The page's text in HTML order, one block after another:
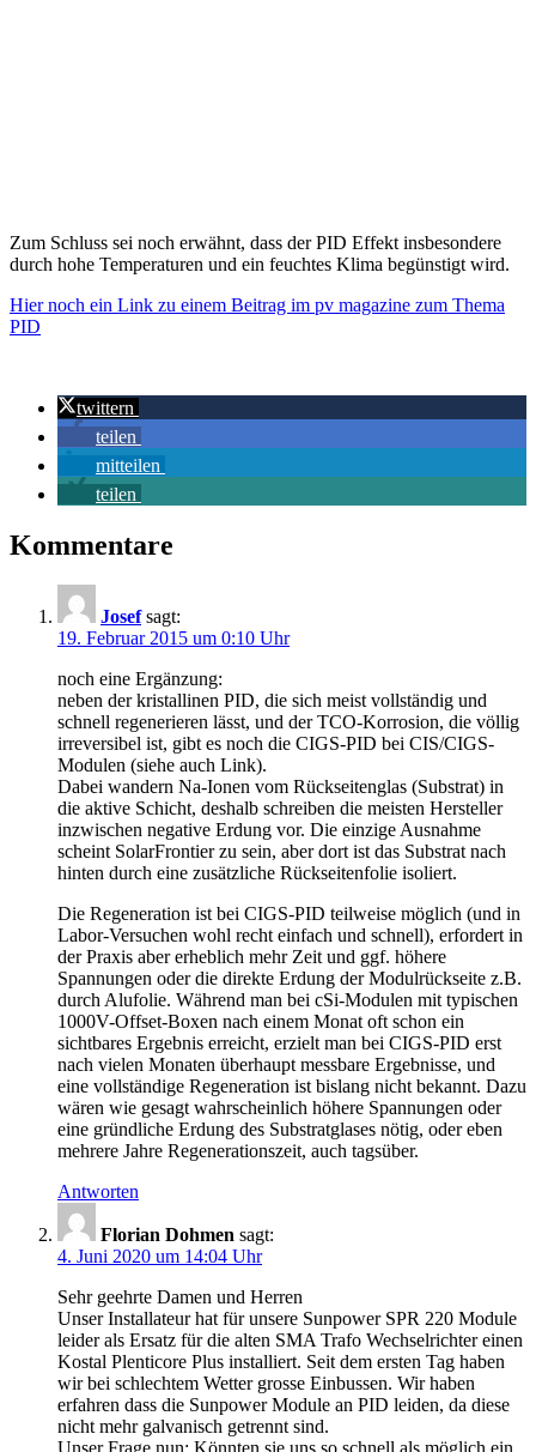
Zum Schluss sei noch erwähnt, dass der PID Effekt insbesondere
durch hohe Temperaturen und ein feuchtes Klima begünstigt wird.
Hier noch ein Link zu einem Beitrag im pv magazine zum Thema
PID
twittern
teilen
mitteilen
teilen
Kommentare
Josef sagt:
19. Februar 2015 um 0:10 Uhr
noch eine Ergänzung:
neben der kristallinen PID, die sich meist vollständig und
schnell regenerieren lässt, und der TCO-Korrosion, die völlig
irreversibel ist, gibt es noch die CIGS-PID bei CIS/CIGS-
Modulen (siehe auch Link).
Dabei wandern Na-Ionen vom Rückseitenglas (Substrat) in
die aktive Schicht, deshalb schreiben die meisten Hersteller
inzwischen negative Erdung vor. Die einzige Ausnahme
scheint SolarFrontier zu sein, aber dort ist das Substrat nach
hinten durch eine zusätzliche Rückseitenfolie isoliert.
Die Regeneration ist bei CIGS-PID teilweise möglich (und in
Labor-Versuchen wohl recht einfach und schnell), erfordert in
der Praxis aber erheblich mehr Zeit und ggf. höhere
Spannungen oder die direkte Erdung der Modulrückseite z.B.
durch Alufolie. Während man bei cSi-Modulen mit typischen
1000V-Offset-Boxen nach einem Monat oft schon ein
sichtbares Ergebnis erreicht, erzielt man bei CIGS-PID erst
nach vielen Monaten überhaupt messbare Ergebnisse, und
eine vollständige Regeneration ist bislang nicht bekannt. Dazu
wären wie gesagt wahrscheinlich höhere Spannungen oder
eine gründliche Erdung des Substratglases nötig, oder eben
mehrere Jahre Regenerationszeit, auch tagsüber.
Antworten
Florian Dohmen sagt:
4. Juni 2020 um 14:04 Uhr
Sehr geehrte Damen und Herren
Unser Installateur hat für unsere Sunpower SPR 220 Module
leider als Ersatz für die alten SMA Trafo Wechselrichter einen
Kostal Plenticore Plus installiert. Seit dem ersten Tag haben
wir bei schlechtem Wetter grosse Einbussen. Wir haben
erfahren dass die Sunpower Module an PID leiden, da diese
nicht mehr galvanisch getrennt sind.